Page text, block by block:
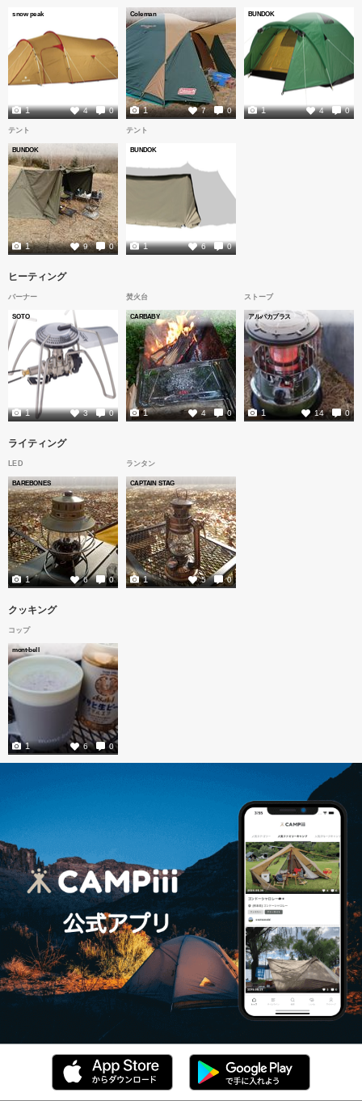
snow peak
4 0
1
Coleman
7 0
1
BUNDOK
4 0
1
テント
BUNDOK
9 0
1
テント
BUNDOK
6 0
1
ヒーティング
バーナー
SOTO
3 0
1
焚火台
CARBABY
4 0
1
ストーブ
アルパカプラス
14 0
1
ライティング
LED
BAREBONES
6 0
1
ランタン
CAPTAIN STAG
5 0
1
クッキング
コップ
mont-bell
6 0
1